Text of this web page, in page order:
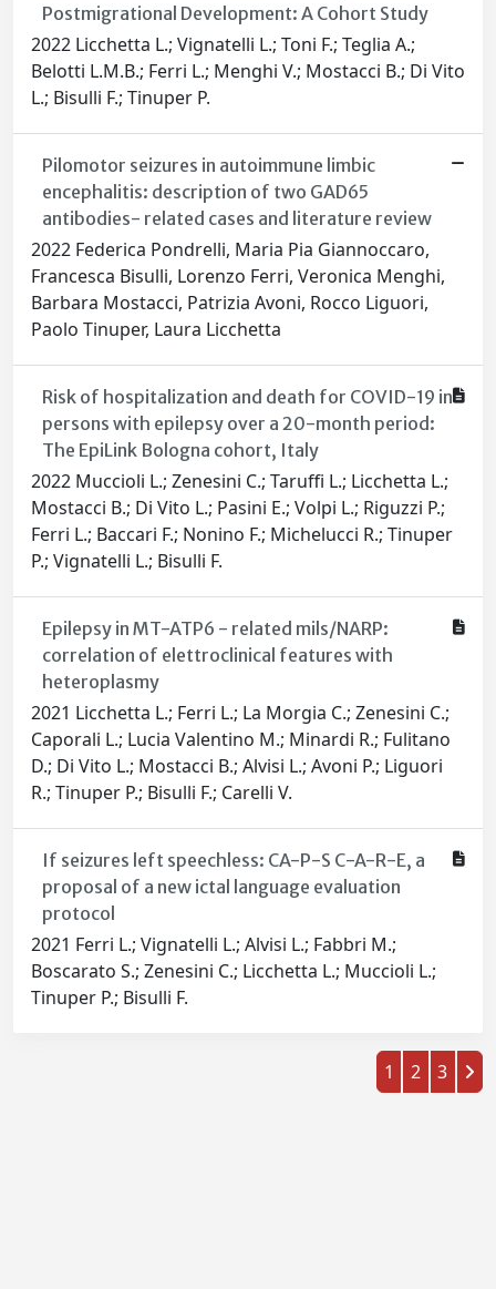
Postmigrational Development: A Cohort Study
2022 Licchetta L.; Vignatelli L.; Toni F.; Teglia A.;
Belotti L.M.B.; Ferri L.; Menghi V.; Mostacci B.; Di Vito
L.; Bisulli F.; Tinuper P.
Pilomotor seizures in autoimmune limbic
encephalitis: description of two GAD65
antibodies- related cases and literature review
2022 Federica Pondrelli, Maria Pia Giannoccaro,
Francesca Bisulli, Lorenzo Ferri, Veronica Menghi,
Barbara Mostacci, Patrizia Avoni, Rocco Liguori,
Paolo Tinuper, Laura Licchetta
Risk of hospitalization and death for COVID-19 in
persons with epilepsy over a 20-month period:
The EpiLink Bologna cohort, Italy
2022 Muccioli L.; Zenesini C.; Taruffi L.; Licchetta L.;
Mostacci B.; Di Vito L.; Pasini E.; Volpi L.; Riguzzi P.;
Ferri L.; Baccari F.; Nonino F.; Michelucci R.; Tinuper
P.; Vignatelli L.; Bisulli F.
Epilepsy in MT-ATP6 - related mils/NARP:
correlation of elettroclinical features with
heteroplasmy
2021 Licchetta L.; Ferri L.; La Morgia C.; Zenesini C.;
Caporali L.; Lucia Valentino M.; Minardi R.; Fulitano
D.; Di Vito L.; Mostacci B.; Alvisi L.; Avoni P.; Liguori
R.; Tinuper P.; Bisulli F.; Carelli V.
If seizures left speechless: CA-P-S C-A-R-E, a
proposal of a new ictal language evaluation
protocol
2021 Ferri L.; Vignatelli L.; Alvisi L.; Fabbri M.;
Boscarato S.; Zenesini C.; Licchetta L.; Muccioli L.;
Tinuper P.; Bisulli F.
1 2 3